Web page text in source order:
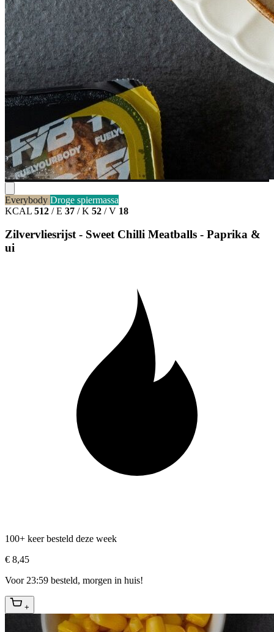
Everybody Droge spiermassa
KCAL 512 / E 37 / K 52 / V 18
Zilvervliesrijst - Sweet Chilli Meatballs - Paprika &
ui
100+ keer besteld deze week
€ 8,45
Voor 23:59 besteld, morgen in huis!
+